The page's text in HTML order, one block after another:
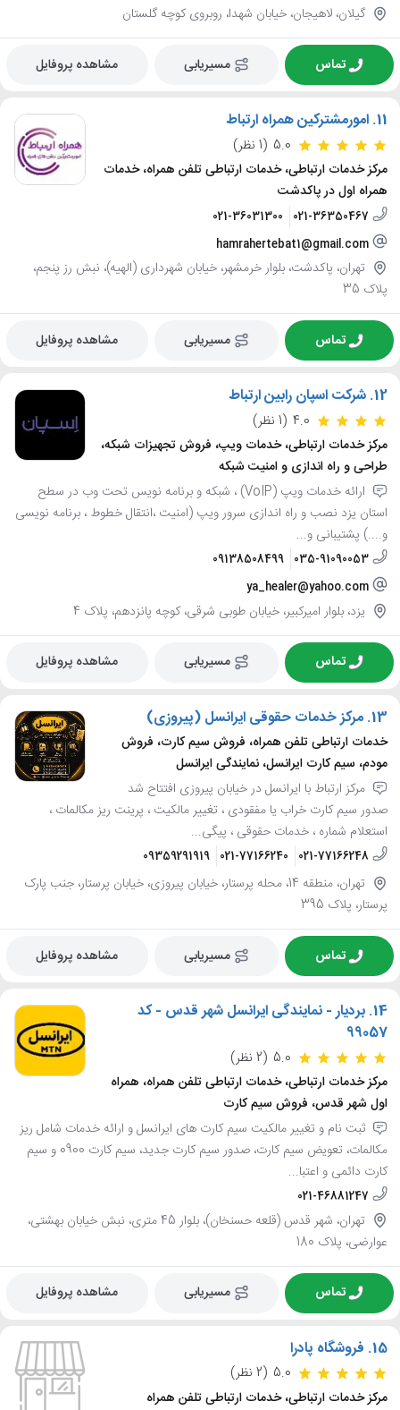
گیلان، لاهیجان، خیابان شهدا، روبروی کوچه گلستان
تماس مسیریابی مشاهده پروفایل
11. امورمشترکین همراه ارتباط
5.0 (1 نظر)
مرکز خدمات ارتباطی، خدمات ارتباطی تلفن همراه، خدمات
همراه اول در پاکدشت
021-36350467
021-36031300
hamrahertebat1@gmail.com
تهران، پاکدشت، بلوار خرمشهر، خیابان شهرداری (الهیه)، نبش رز پنجم،
پلاک 35
تماس مسیریابی مشاهده پروفایل
12. شرکت اسپان رابین ارتباط
4.0 (1 نظر)
مرکز خدمات ارتباطی، خدمات ویپ، فروش تجهیزات شبکه،
طراحی و راه اندازی و امنیت شبکه
ارائه خدمات ویپ (VoIP) ، شبکه و برنامه نویس تحت وب در سطح
استان یزد نصب و راه اندازی سرور ویپ (امنیت ،انتقال خطوط ، برنامه نویسی
و....) پشتیبانی و...
035-91090053
09138508499
ya_healer@yahoo.com
یزد، بلوار امیرکبیر، خیابان طوبی شرقی، کوچه پانزدهم، پلاک 4
تماس مسیریابی مشاهده پروفایل
13. مرکز خدمات حقوقی ایرانسل (پیروزی)
خدمات ارتباطی تلفن همراه، فروش سیم کارت، فروش
مودم، سیم کارت ایرانسل، نمایندگی ایرانسل
مرکز ارتباط با ایرانسل در خیابان پیروزی افتتاح شد
صدور سیم کارت خراب یا مفقودی ، تغییر مالکیت ، پرینت ریز مکالمات ،
استعلام شماره ، خدمات حقوقی ، پیگی...
021-77166248
021-77166240
09359291919
تهران، منطقه 14، محله پرستار، خیابان پیروزی، خیابان پرستار، جنب پارک
پرستار، پلاک 395
تماس مسیریابی مشاهده پروفایل
14. بردیار - نمایندگی ایرانسل شهر قدس - کد
99057
5.0 (2 نظر)
مرکز خدمات ارتباطی، خدمات ارتباطی تلفن همراه، همراه
اول شهر قدس، فروش سیم کارت
ثبت نام و تغییر مالکیت سیم کارت های ایرانسل و ارائه خدمات شامل ریز
مکالمات، تعویض سیم کارت، صدور سیم کارت جدید، سیم کارت 0900 و سیم
کارت دائمی و اعتبا...
021-46881247
تهران، شهر قدس (قلعه حسنخان)، بلوار 45 متری، نبش خیابان بهشتی،
عوارضی، پلاک 180
تماس مسیریابی مشاهده پروفایل
15. فروشگاه پادرا
5.0 (2 نظر)
مرکز خدمات ارتباطی، خدمات ارتباطی تلفن همراه